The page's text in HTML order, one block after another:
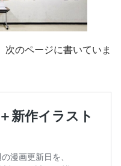
次のページに書いていま